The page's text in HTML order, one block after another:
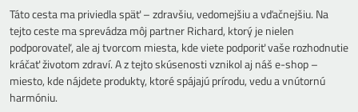
Táto cesta ma priviedla späť – zdravšiu, vedomejšiu a vďačnejšiu. Na
tejto ceste ma sprevádza môj partner Richard, ktorý je nielen
podporovateľ, ale aj tvorcom miesta, kde viete podporiť vaše rozhodnutie
kráčať životom zdraví. A z tejto skúsenosti vznikol aj náš e-shop –
miesto, kde nájdete produkty, ktoré spájajú prírodu, vedu a vnútornú
harmóniu.